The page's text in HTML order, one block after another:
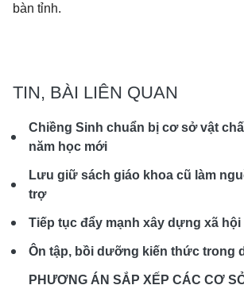
bàn tỉnh.
TIN, BÀI LIÊN QUAN
Chiềng Sinh chuẩn bị cơ sở vật
năm học mới
Lưu giữ sách giáo khoa cũ làm
trợ
Tiếp tục đẩy mạnh xây dựng xã hội
Ôn tập, bồi dưỡng kiến thức trong
PHƯƠNG ÁN SẮP XẾP CÁC CƠ